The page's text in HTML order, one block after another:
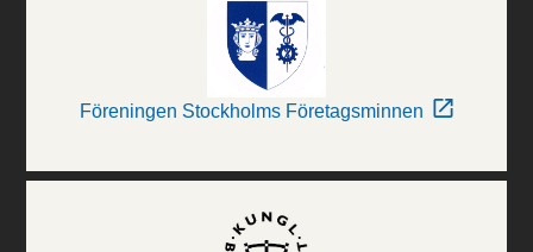
Föreningen Stockholms Företagsminnen